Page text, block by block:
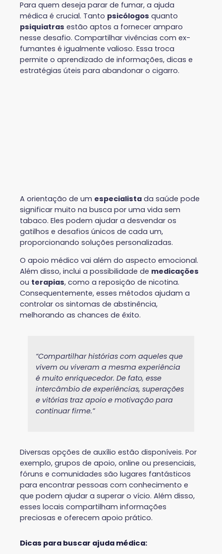
Para quem deseja parar de fumar, a ajuda
médica é crucial. Tanto psicólogos quanto
psiquiatras estão aptos a fornecer amparo
nesse desafio. Compartilhar vivências com ex-
fumantes é igualmente valioso. Essa troca
permite o aprendizado de informações, dicas e
estratégias úteis para abandonar o cigarro.
A orientação de um especialista da saúde pode
significar muito na busca por uma vida sem
tabaco. Eles podem ajudar a desvendar os
gatilhos e desafios únicos de cada um,
proporcionando soluções personalizadas.
O apoio médico vai além do aspecto emocional.
Além disso, inclui a possibilidade de medicações
ou terapias, como a reposição de nicotina.
Consequentemente, esses métodos ajudam a
controlar os sintomas de abstinência,
melhorando as chances de êxito.
“Compartilhar histórias com aqueles que
vivem ou viveram a mesma experiência
é muito enriquecedor. De fato, esse
intercâmbio de experiências, superações
e vitórias traz apoio e motivação para
continuar firme.”
Diversas opções de auxílio estão disponíveis. Por
exemplo, grupos de apoio, online ou presenciais,
fóruns e comunidades são lugares fantásticos
para encontrar pessoas com conhecimento e
que podem ajudar a superar o vício. Além disso,
esses locais compartilham informações
preciosas e oferecem apoio prático.
Dicas para buscar ajuda médica: